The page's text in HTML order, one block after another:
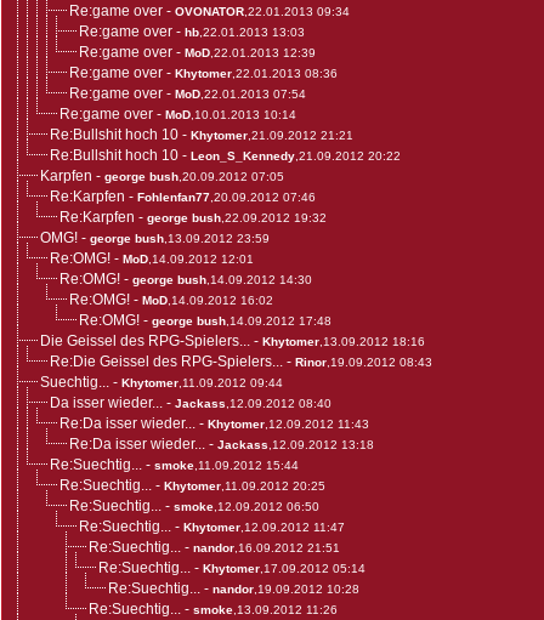
Re:game over - OVONATOR ,22.01.2013 09:34
Re:game over - hb ,22.01.2013 13:03
Re:game over - MoD ,22.01.2013 12:39
Re:game over - Khytomer ,22.01.2013 08:36
Re:game over - MoD ,22.01.2013 07:54
Re:game over - MoD ,10.01.2013 10:14
Re:Bullshit hoch 10 - Khytomer ,21.09.2012 21:21
Re:Bullshit hoch 10 - Leon_S_Kennedy ,21.09.2012 20:22
Karpfen - george bush ,20.09.2012 07:05
Re:Karpfen - Fohlenfan77 ,20.09.2012 07:46
Re:Karpfen - george bush ,22.09.2012 19:32
OMG! - george bush ,13.09.2012 23:59
Re:OMG! - MoD ,14.09.2012 12:01
Re:OMG! - george bush ,14.09.2012 14:30
Re:OMG! - MoD ,14.09.2012 16:02
Re:OMG! - george bush ,14.09.2012 17:48
Die Geissel des RPG-Spielers... - Khytomer ,13.09.2012 18:16
Re:Die Geissel des RPG-Spielers... - Rinor ,19.09.2012 08:43
Suechtig... - Khytomer ,11.09.2012 09:44
Da isser wieder... - Jackass ,12.09.2012 08:40
Re:Da isser wieder... - Khytomer ,12.09.2012 11:43
Re:Da isser wieder... - Jackass ,12.09.2012 13:18
Re:Suechtig... - smoke ,11.09.2012 15:44
Re:Suechtig... - Khytomer ,11.09.2012 20:25
Re:Suechtig... - smoke ,12.09.2012 06:50
Re:Suechtig... - Khytomer ,12.09.2012 11:47
Re:Suechtig... - nandor ,16.09.2012 21:51
Re:Suechtig... - Khytomer ,17.09.2012 05:14
Re:Suechtig... - nandor ,19.09.2012 10:28
Re:Suechtig... - smoke ,13.09.2012 11:26